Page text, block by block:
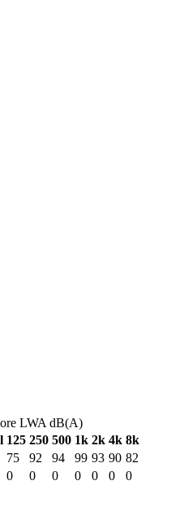
LWA dB(A)
125 250 500 1k 2k 4k 8k
75 92 94 99 93 90 82
0 0 0 0 0 0 0